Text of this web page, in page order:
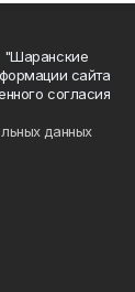
"Шаранские
сайта
согласия
данных